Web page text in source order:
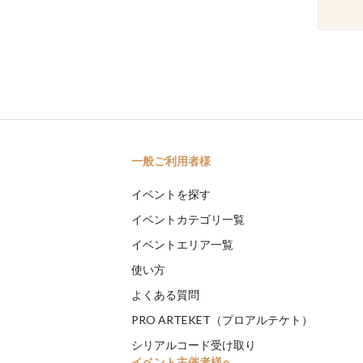
一般ご利用者様
イベントを探す
イベントカテゴリ一覧
イベントエリア一覧
使い方
よくある質問
PRO ARTEKET（プロアルテケト）
シリアルコード受け取り